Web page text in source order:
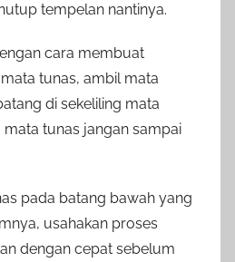
tempelan nantinya.
cara membuat
tunas, ambil mata
di sekeliling mata
tunas jangan sampai
pada batang bawah yang
usahakan proses
dengan cepat sebelum